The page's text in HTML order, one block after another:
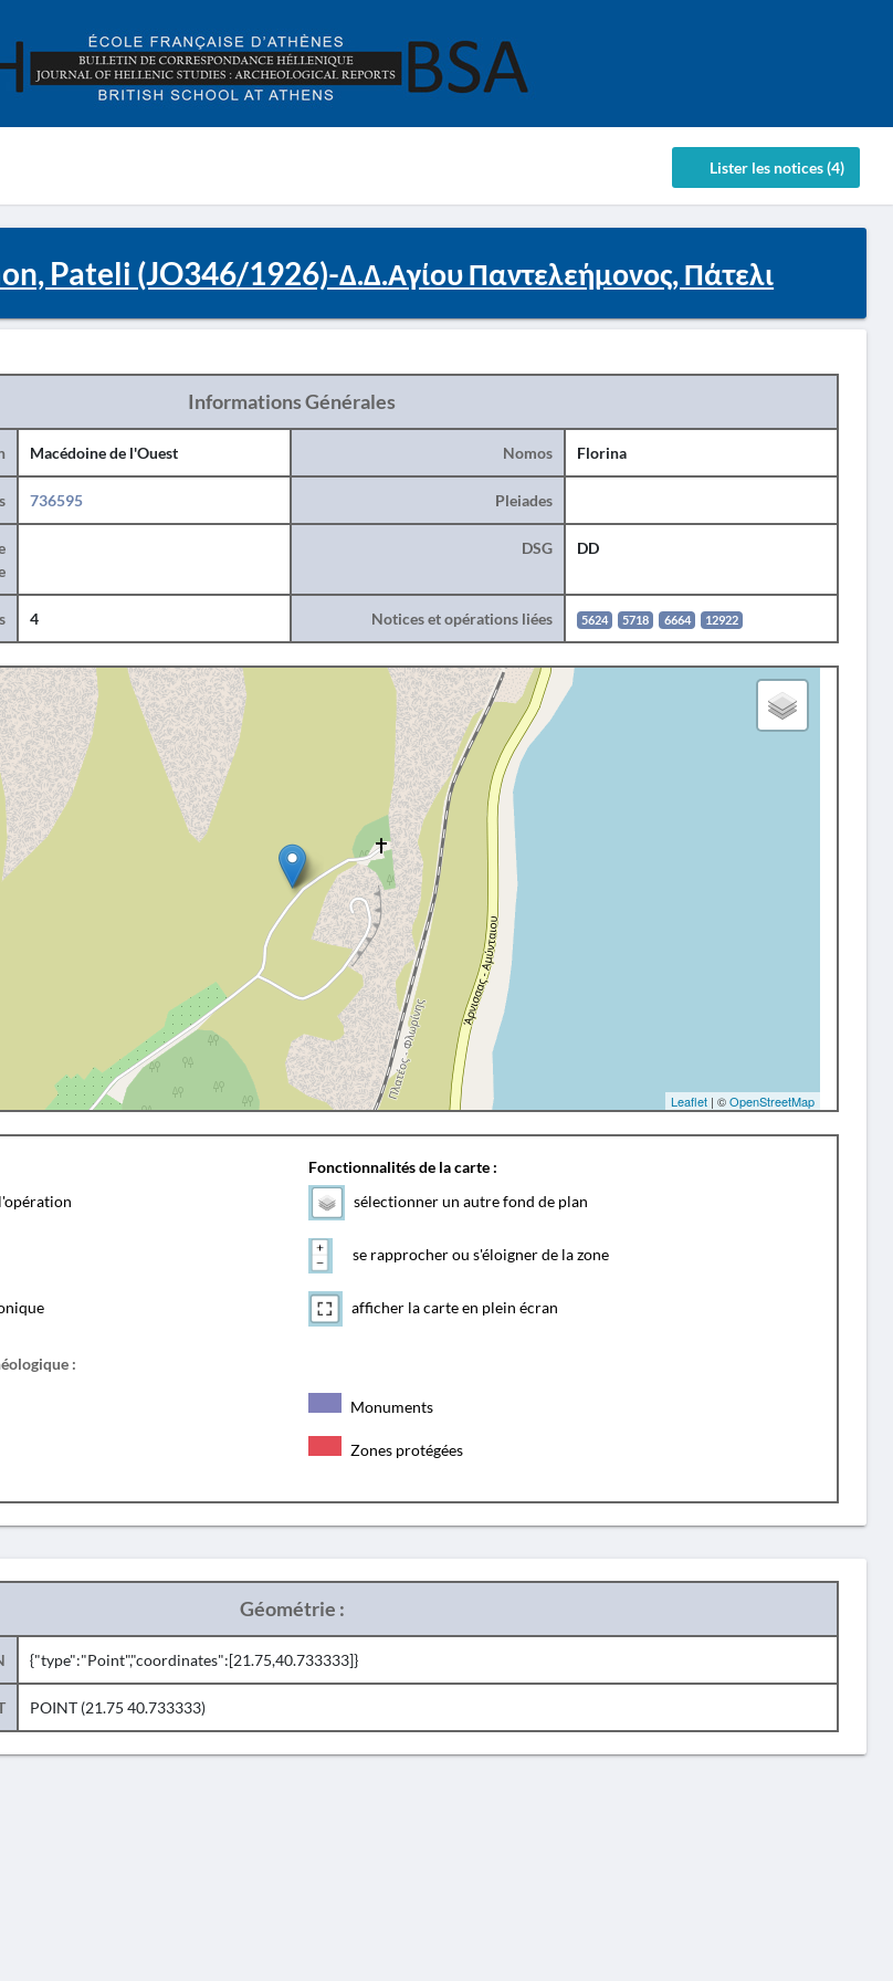
Lister les notices (4)
Pateli (JO346/1926)-Δ.Δ.Αγίου Παντελεήμονος, Πάτελι
Informations Générales
Macédoine de l'Ouest Nomos Florina
736595 Pleiades
DSG DD
4 Notices et opérations liées 5624 5718 6664 12922
Leaflet | ©OpenStreetMap
Fonctionnalités de la carte :
sélectionner un autre fond de plan
se rapprocher ou s'éloigner de la zone
afficher la carte en plein écran
:
Monuments
Zones protégées
Géométrie :
{"type":"Point","coordinates":[21.75,40.733333]}
POINT (21.75 40.733333)